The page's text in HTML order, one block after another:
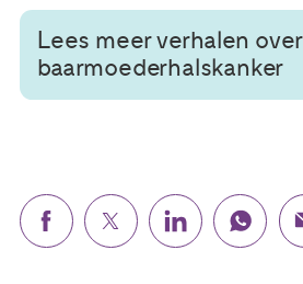
Lees meer verhalen over
baarmoederhalskanker